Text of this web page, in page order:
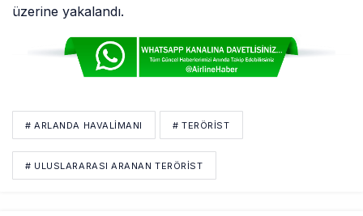
üzerine yakalandı.
# ARLANDA HAVALIMANI # TERÖRIST
# ULUSLARARASI ARANAN TERÖRIST